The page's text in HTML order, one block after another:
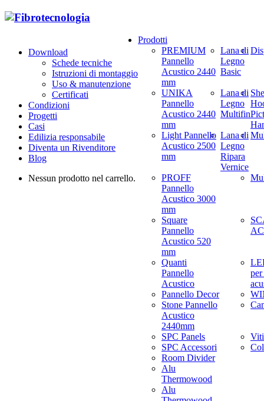
Download
Schede tecniche
Istruzioni di montaggio
Uso & manutenzione
Certificati
Condizioni
Progetti
Casi
Edilizia responsabile
Diventa un Rivenditore
Blog
Nessun prodotto nel carrello.
Prodotti
PREMIUM
Pannello
Acustico 2440
mm
UNIKA
Pannello
Acustico 2440
mm
Light Pannello
Acustico 2500
mm
PROFF
Pannello
Acustico 3000
mm
Square
Pannello
Acustico 520
mm
Quanti
Pannello
Acustico
Pannello Decor
Stone Pannello
Acustico
2440mm
SPC Panels
SPC Accessori
Room Divider
Alu
Thermowood
Alu
Lana di
Legno
Basic
Lana di
Legno
Multifin
Lana di
Legno
Ripara
Vernice
Viti